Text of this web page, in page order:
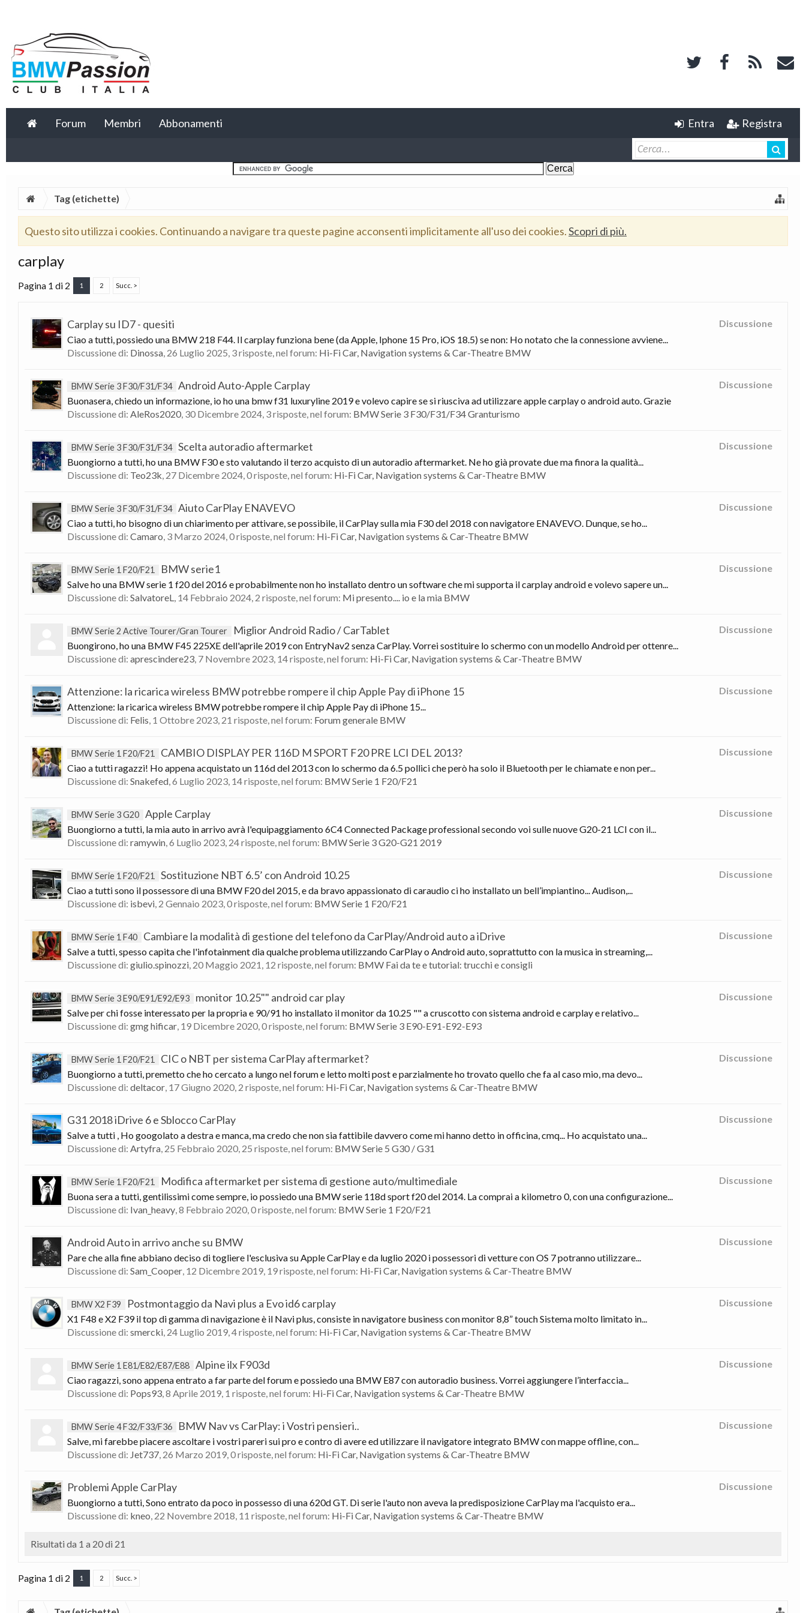
Forum Membri Abbonamenti Entra Registra
Tag (etichette)
Questo sito utilizza i cookies. Continuando a navigare tra queste pagine acconsenti implicitamente all'uso dei cookies.Scopri di più.
carplay
Pagina 1 di 2 1 2 Succ. >
Discussione
Carplay su ID7 - quesiti
Ciao a tutti, possiedo una BMW 218 F44. Il carplay funziona bene (da Apple, Iphone 15 Pro, iOS 18.5) se non: Ho notato che la connessione avviene...
Discussione di: Dinossa, 26 Luglio 2025, 3 risposte, nel forum: Hi-Fi Car, Navigation systems & Car-Theatre BMW
Discussione
BMW Serie 3 F30/F31/F34 Android Auto-Apple Carplay
Buonasera, chiedo un informazione, io ho una bmw f31 luxuryline 2019 e volevo capire se si riusciva ad utilizzare apple carplay o android auto. Grazie
Discussione di: AleRos2020, 30 Dicembre 2024, 3 risposte, nel forum: BMW Serie 3 F30/F31/F34 Granturismo
Discussione
BMW Serie 3 F30/F31/F34 Scelta autoradio aftermarket
Buongiorno a tutti, ho una BMW F30 e sto valutando il terzo acquisto di un autoradio aftermarket. Ne ho già provate due ma finora la qualità...
Discussione di: Teo23k, 27 Dicembre 2024, 0 risposte, nel forum: Hi-Fi Car, Navigation systems & Car-Theatre BMW
Discussione
BMW Serie 3 F30/F31/F34 Aiuto CarPlay ENAVEVO
Ciao a tutti, ho bisogno di un chiarimento per attivare, se possibile, il CarPlay sulla mia F30 del 2018 con navigatore ENAVEVO. Dunque, se ho...
Discussione di: Camaro, 3 Marzo 2024, 0 risposte, nel forum: Hi-Fi Car, Navigation systems & Car-Theatre BMW
Discussione
BMW Serie 1 F20/F21 BMW serie1
Salve ho una BMW serie 1 f20 del 2016 e probabilmente non ho installato dentro un software che mi supporta il carplay android e volevo sapere un...
Discussione di: SalvatoreL, 14 Febbraio 2024, 2 risposte, nel forum: Mi presento.... io e la mia BMW
Discussione
BMW Serie 2 Active Tourer/Gran Tourer Miglior Android Radio / CarTablet
Buongirono, ho una BMW F45 225XE dell'aprile 2019 con EntryNav2 senza CarPlay. Vorrei sostituire lo schermo con un modello Android per ottenre...
Discussione di: aprescindere23, 7 Novembre 2023, 14 risposte, nel forum: Hi-Fi Car, Navigation systems & Car-Theatre BMW
Discussione
Attenzione: la ricarica wireless BMW potrebbe rompere il chip Apple Pay di iPhone 15
Attenzione: la ricarica wireless BMW potrebbe rompere il chip Apple Pay di iPhone 15...
Discussione di: Felis, 1 Ottobre 2023, 21 risposte, nel forum: Forum generale BMW
Discussione
BMW Serie 1 F20/F21 CAMBIO DISPLAY PER 116D M SPORT F20 PRE LCI DEL 2013?
Ciao a tutti ragazzi! Ho appena acquistato un 116d del 2013 con lo schermo da 6.5 pollici che però ha solo il Bluetooth per le chiamate e non per...
Discussione di: Snakefed,6 Luglio 2023, 14 risposte, nel forum: BMW Serie 1 F20/F21
Discussione
BMW Serie 3 G20 Apple Carplay
Buongiorno a tutti, la mia auto in arrivo avrà l'equipaggiamento 6C4 Connected Package professional secondo voi sulle nuove G20-21 LCI con il...
Discussione di: ramywin,6 Luglio 2023, 24 risposte, nel forum: BMW Serie 3 G20-G21 2019
Discussione
BMW Serie 1 F20/F21 Sostituzione NBT 6.5’ con Android 10.25
Ciao a tutti sono il possessore di una BMW F20 del 2015, e da bravo appassionato di caraudio ci ho installato un bell’impiantino... Audison,...
Discussione di: isbevi, 2 Gennaio 2023, 0 risposte, nel forum: BMW Serie 1 F20/F21
Discussione
BMW Serie 1 F40 Cambiare la modalità di gestione del telefono da CarPlay/Android auto a iDrive
Salve a tutti, spesso capita che l'infotainment dia qualche problema utilizzando CarPlay o Android auto, soprattutto con la musica in streaming,...
Discussione di: giulio.spinozzi, 20 Maggio 2021, 12 risposte, nel forum: BMW Fai da te e tutorial: trucchi e consigli
Discussione
BMW Serie 3 E90/E91/E92/E93 monitor 10.25"" android car play
Salve per chi fosse interessato per la propria e 90/91 ho installato il monitor da 10.25 "" a cruscotto con sistema android e carplay e relativo...
Discussione di: gmg hificar, 19 Dicembre 2020, 0 risposte, nel forum: BMW Serie 3 E90-E91-E92-E93
Discussione
BMW Serie 1 F20/F21 CIC o NBT per sistema CarPlay aftermarket?
Buongiorno a tutti, premetto che ho cercato a lungo nel forum e letto molti post e parzialmente ho trovato quello che fa al caso mio, ma devo...
Discussione di: deltacor, 17 Giugno 2020, 2 risposte, nel forum: Hi-Fi Car, Navigation systems & Car-Theatre BMW
Discussione
G31 2018 iDrive 6 e Sblocco CarPlay
Salve a tutti , Ho googolato a destra e manca, ma credo che non sia fattibile davvero come mi hanno detto in officina, cmq... Ho acquistato una...
Discussione di: Artyfra, 25 Febbraio 2020, 25 risposte, nel forum: BMW Serie 5 G30 / G31
Discussione
BMW Serie 1 F20/F21 Modifica aftermarket per sistema di gestione auto/multimediale
Buona sera a tutti, gentilissimi come sempre, io possiedo una BMW serie 118d sport f20 del 2014. La comprai a kilometro 0, con una configurazione...
Discussione di: Ivan_heavy,8 Febbraio 2020, 0 risposte, nel forum: BMW Serie 1 F20/F21
Discussione
Android Auto in arrivo anche su BMW
Pare che alla fine abbiano deciso di togliere l'esclusiva su Apple CarPlay e da luglio 2020 i possessori di vetture con OS 7 potranno utilizzare...
Discussione di: Sam_Cooper, 12 Dicembre 2019, 19 risposte, nel forum: Hi-Fi Car, Navigation systems & Car-Theatre BMW
Discussione
BMW X2 F39 Postmontaggio da Navi plus a Evo id6 carplay
X1 F48 e X2 F39 il top di gamma di navigazione è il Navi plus, consiste in navigatore business con monitor 8,8” touch Sistema molto limitato in...
Discussione di: smercki, 24 Luglio 2019, 4 risposte, nel forum: Hi-Fi Car, Navigation systems & Car-Theatre BMW
Discussione
BMW Serie 1 E81/E82/E87/E88 Alpine ilx F903d
Ciao ragazzi, sono appena entrato a far parte del forum e possiedo una BMW E87 con autoradio business. Vorrei aggiungere l’interfaccia...
Discussione di: Pops93,8 Aprile 2019, 1 risposte, nel forum: Hi-Fi Car, Navigation systems & Car-Theatre BMW
Discussione
BMW Serie 4 F32/F33/F36 BMW Nav vs CarPlay: i Vostri pensieri..
Salve, mi farebbe piacere ascoltare i vostri pareri sui pro e contro di avere ed utilizzare il navigatore integrato BMW con mappe offline, con...
Discussione di: Jet737, 26 Marzo 2019, 0 risposte, nel forum: Hi-Fi Car, Navigation systems & Car-Theatre BMW
Discussione
Problemi Apple CarPlay
Buongiorno a tutti, Sono entrato da poco in possesso di una 620d GT. Di serie l'auto non aveva la predisposizione CarPlay ma l'acquisto era...
Discussione di: kneo, 22 Novembre 2018, 11 risposte, nel forum: Hi-Fi Car, Navigation systems & Car-Theatre BMW
Risultati da 1 a 20 di 21
Pagina 1 di 2 1 2 Succ. >